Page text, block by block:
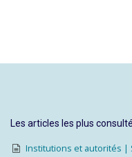
Les articles les plus
Institutions et autorités |